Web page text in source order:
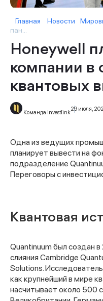
Главная Новости
пан...
Honeywell
компании в
квантовых
Команда Investlink
29 июля,
Одна из ведущих
планирует вывести на
подразделение
Переговоры с
Квантовая
Quantinuum был создан
слияния Cambridge
Solutions.
как крупнейший в мире
насчитывает около 500